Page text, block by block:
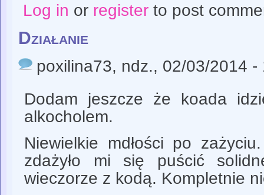
Log in or registerto post
Działanie
poxilina73, ndz., 02/03/2014 -
Dodam jeszcze że koada
alkocholem.
Niewielkie mdłości po
zdażyło mi się puścić
wieczorze z kodą. Kompletnie